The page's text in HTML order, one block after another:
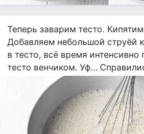
Теперь заварим тесто.
Добавляем небольшой струёй
в тесто, всё время
тесто венчиком. Уф…